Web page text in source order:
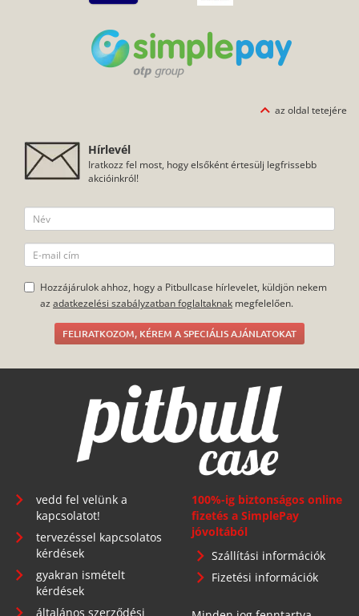
kapcsolatot!
tervezéssel kapcsolatos
kérdések
gyakran ismételt
kérdések
általános szerződési
adatkezelés
fizetés a SimplePay
Szállítási információk
Fizetési információk
Minden jog fenntartva.
Telephely: 1134 Budapest, Angyalföldi út 25.
+36706364305